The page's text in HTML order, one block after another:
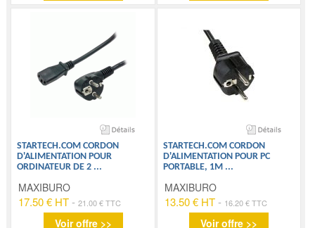
STARTECH.COM CORDON
D'ALIMENTATION POUR
ORDINATEUR DE 2 ...
MAXIBURO
17.50 € HT -21.00 € TTC
Voir offre >>
STARTECH.COM CORDON
D'ALIMENTATION POUR PC
PORTABLE, 1M ...
MAXIBURO
13.50 € HT- 16.20 € TTC
Voir offre >>